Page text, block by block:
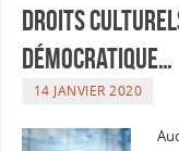
droits
démocratique…
14 JANVIER 2020